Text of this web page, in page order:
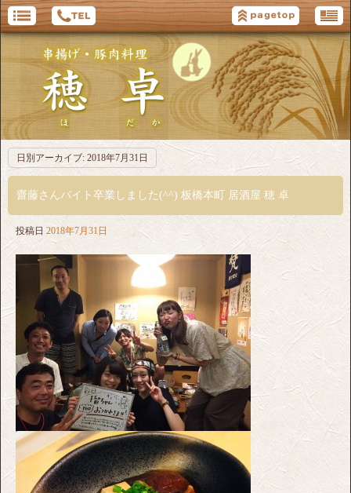
日別アーカイブ: 2018年7月31日
齋藤さんバイト卒業しました(^^) 板橋本町 居酒屋 穂 卓
投稿日 2018年7月31日